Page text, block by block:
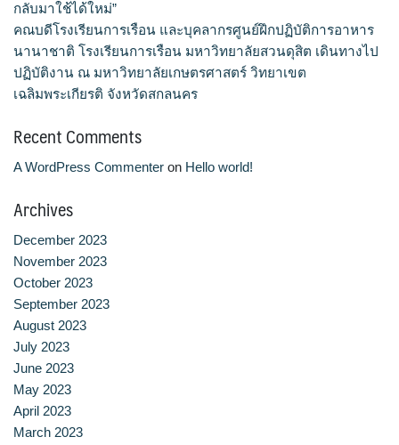
คู่มือนักศึกษา
จำนวนบุคลากรและนักศึกษาโรงเรียนการเรือน
ทำเนียบคณบดี
ทิศทางการดำเนินงานของมหาวิทยาลัยสวนดุสิต
ทุนการศึกษา
นักศึกษา
บันทึกเทปกิจกรรม
บุคลากรสายวิชาการ
บุคลากรสายสนับสนุนวิชาการ
กลับมาใช้ได้ใหม่”
คณบดีโรงเรียนการเรือน และบุคลากรศูนย์ฝึกปฏิบัติการอาหาร
นานาชาติ โรงเรียนการเรือน มหาวิทยาลัยสวนดุสิต เดินทางไป
ปฏิบัติงาน ณ มหาวิทยาลัยเกษตรศาสตร์ วิทยาเขต
เฉลิมพระเกียรติ จังหวัดสกลนคร
Recent Comments
A WordPress Commenter on Hello world!
Archives
December 2023
November 2023
October 2023
September 2023
August 2023
July 2023
June 2023
May 2023
April 2023
March 2023